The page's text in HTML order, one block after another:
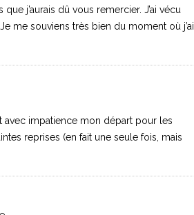
j’aurais dû vous remercier. J’ai vécu
me souviens très bien du moment où j’ai
avec impatience mon départ pour les
reprises (en fait une seule fois, mais